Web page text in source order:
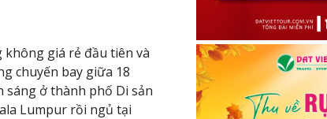
giá rẻ đầu tiên và
chuyến bay giữa 18
sáng ở thành phố Di sản
Lumpur rồi ngủ tại